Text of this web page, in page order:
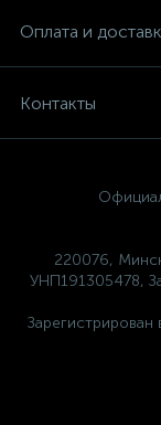
Оплата и
Контакты
220076,
УНП191305478,